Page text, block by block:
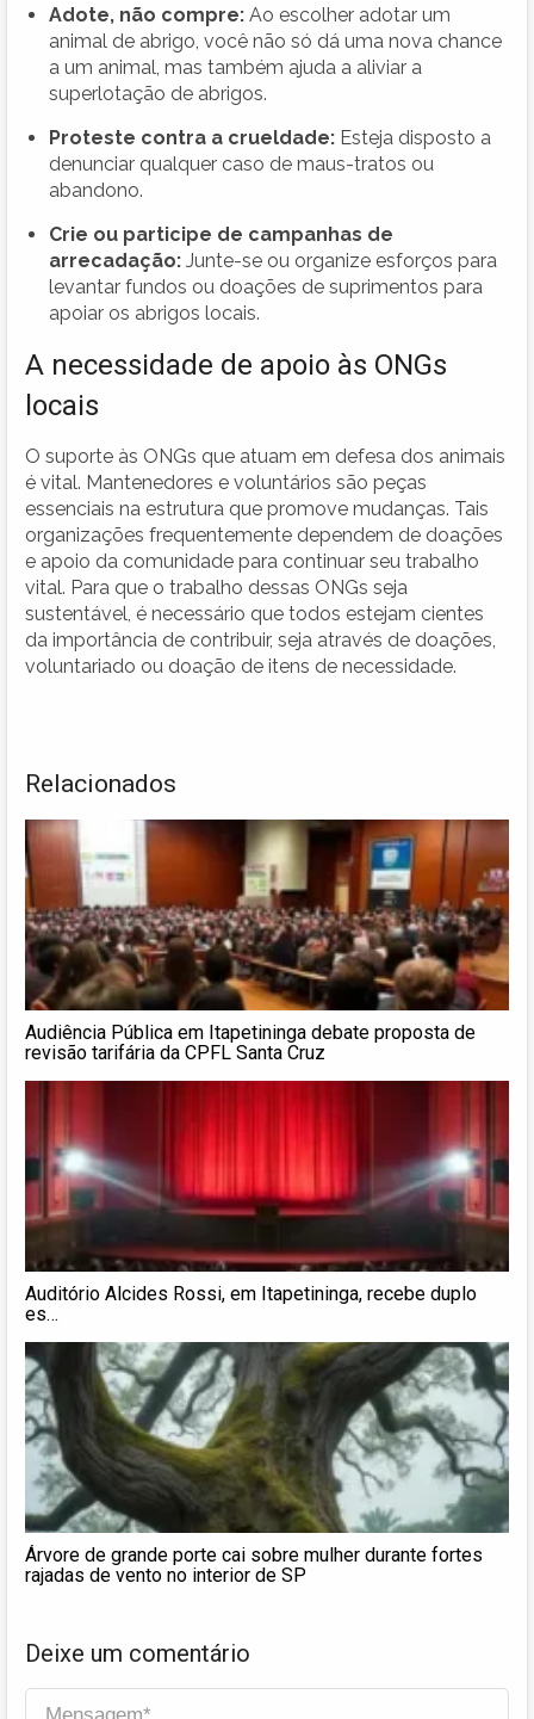
Adote, não compre: Ao escolher adotar um
animal de abrigo, você não só dá uma nova chance
a um animal, mas também ajuda a aliviar a
superlotação de abrigos.
Proteste contra a crueldade: Esteja disposto a
denunciar qualquer caso de maus-tratos ou
abandono.
Crie ou participe de campanhas de
arrecadação: Junte-se ou organize esforços para
levantar fundos ou doações de suprimentos para
apoiar os abrigos locais.
A necessidade de apoio às ONGs
locais
O suporte às ONGs que atuam em defesa dos animais
é vital. Mantenedores e voluntários são peças
essenciais na estrutura que promove mudanças. Tais
organizações frequentemente dependem de doações
e apoio da comunidade para continuar seu trabalho
vital. Para que o trabalho dessas ONGs seja
sustentável, é necessário que todos estejam cientes
da importância de contribuir, seja através de doações,
voluntariado ou doação de itens de necessidade.
Relacionados
Audiência Pública em Itapetininga debate proposta de
revisão tarifária da CPFL Santa Cruz
Auditório Alcides Rossi, em Itapetininga, recebe duplo
es…
Árvore de grande porte cai sobre mulher durante fortes
rajadas de vento no interior de SP
Deixe um comentário